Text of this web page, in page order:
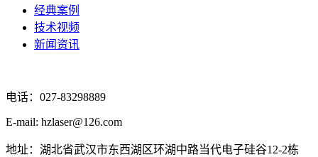
经典案例
技术视频
新闻资讯
电话：027-83298889
E-mail: hzlaser@126.com
地址：湖北省武汉市东西湖区环湖中路当代电子硅谷12-2栋